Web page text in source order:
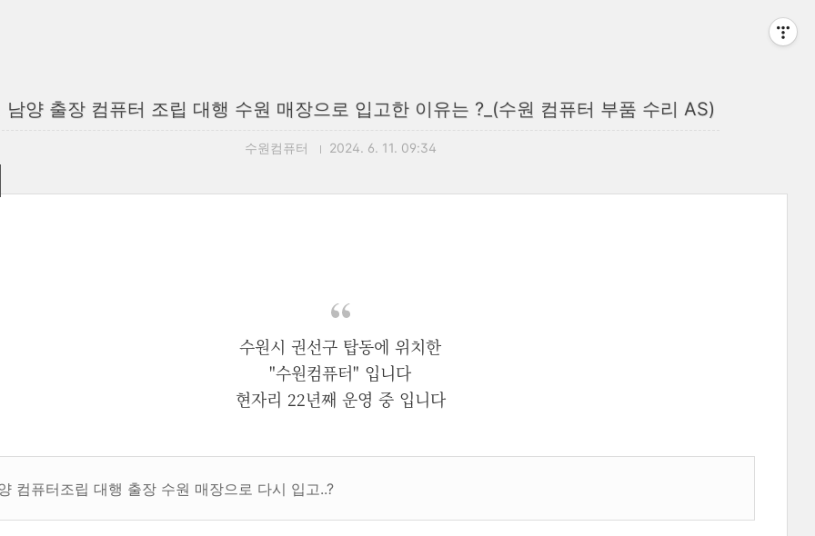
남양 출장 컴퓨터 조립 대행 수원 매장으로 입고한 이유는 ?_(수원 컴퓨터 부품 수리 AS)
수원컴퓨터 2024. 6. 11. 09:34
수원시 권선구 탑동에 위치한
"수원컴퓨터" 입니다
현자리 22년째 운영 중 입니다
컴퓨터조립 대행 출장 수원 매장으로 다시 입고..?